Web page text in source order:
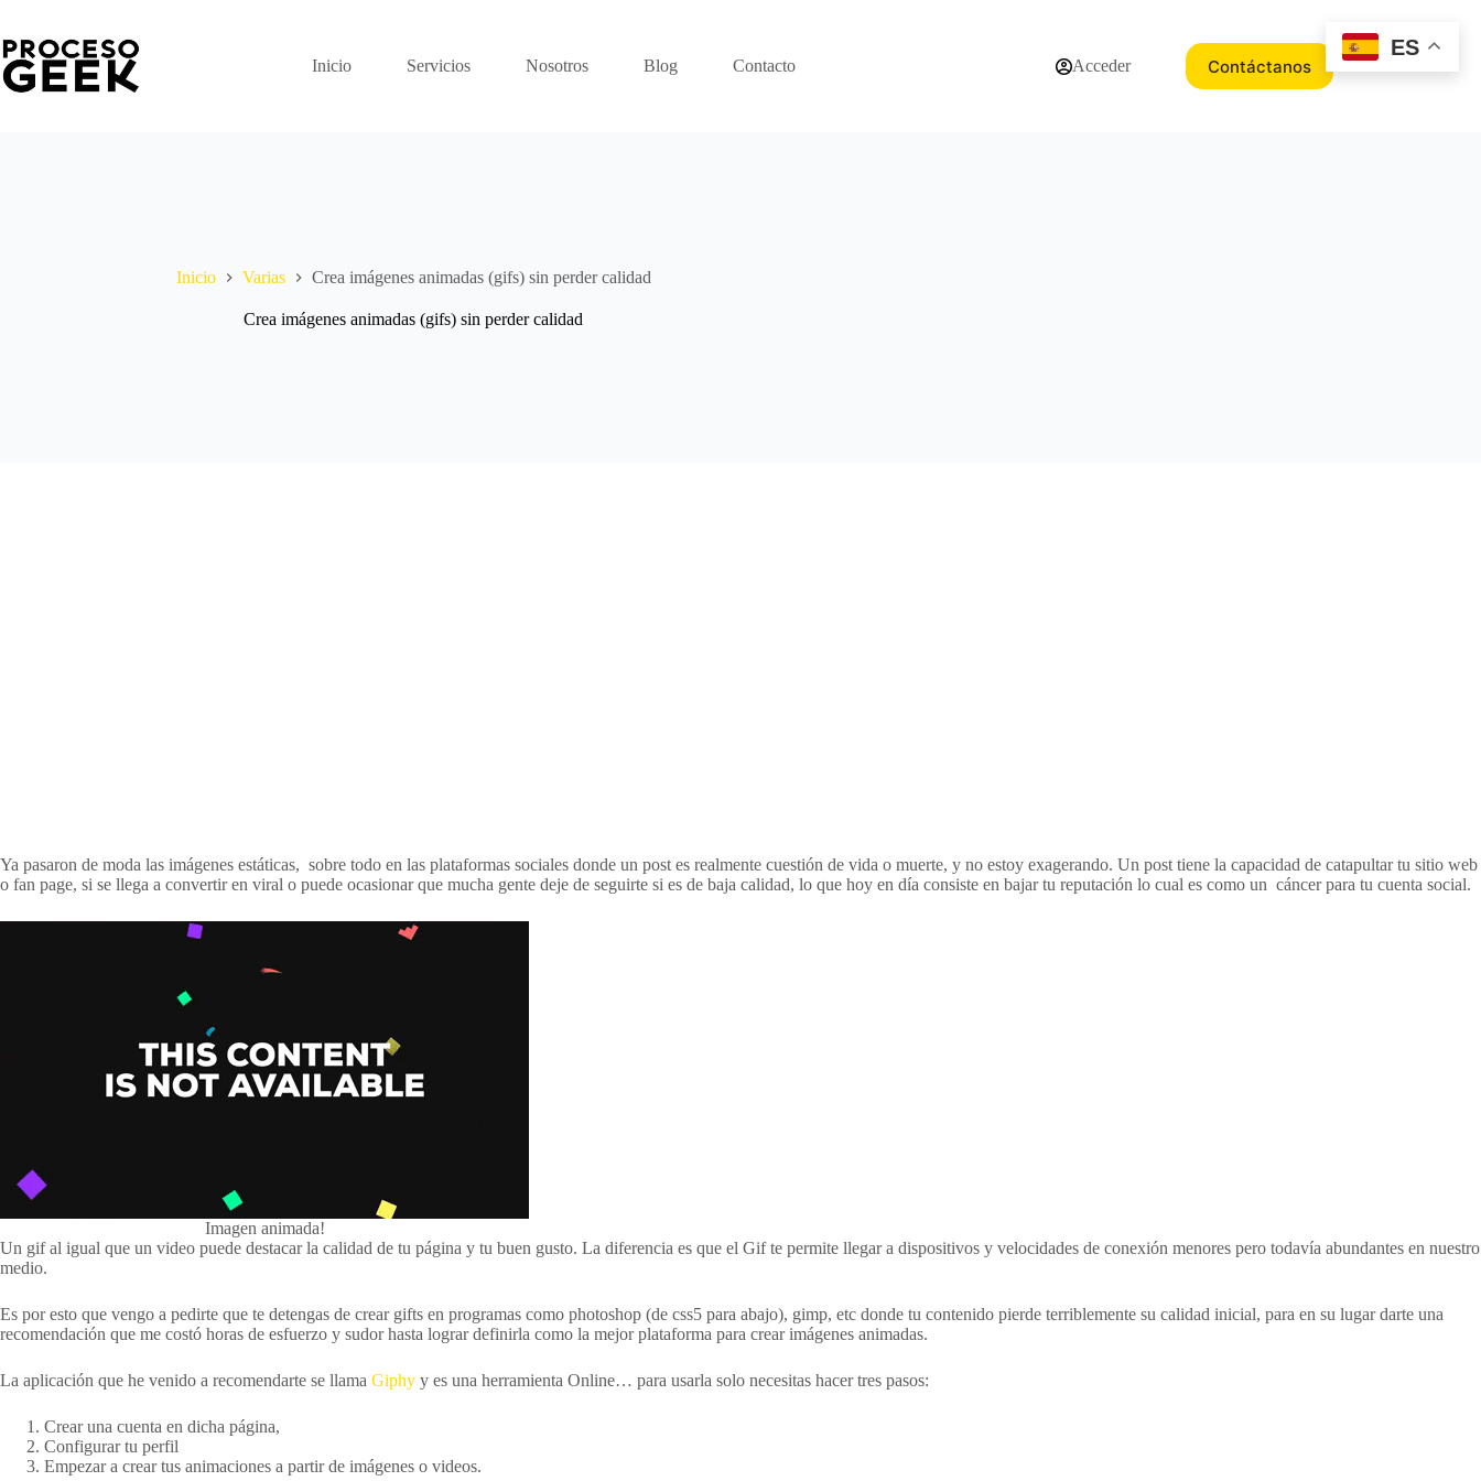
contenido
Inicio
Servicios Nosotros Blog Contacto Acceder Contáctanos
Inicio Varias Crea imágenes animadas (gifs) sin perder calidad
Crea imágenes animadas (gifs) sin perder calidad
Ya pasaron de moda las imágenes estáticas, sobre todo en las plataformas sociales donde un post es realmente cuestión de vida o muerte, y no estoy exagerando. Un post tiene la capacidad de catapultar tu sitio web
o fan page, si se llega a convertir en viral o puede ocasionar que mucha gente deje de seguirte si es de baja calidad, lo que hoy en día consiste en bajar tu reputación lo cual es como un cáncer para tu cuenta social.
Imagen animada!
Un gif al igual que un video puede destacar la calidad de tu página y tu buen gusto. La diferencia es que el Gif te permite llegar a dispositivos y velocidades de conexión menores pero todavía abundantes en nuestro
medio.
Es por esto que vengo a pedirte que te detengas de crear gifts en programas como photoshop (de css5 para abajo), gimp, etc donde tu contenido pierde terriblemente su calidad inicial, para en su lugar darte una
recomendación que me costó horas de esfuerzo y sudor hasta lograr definirla como la mejor plataforma para crear imágenes animadas.
La aplicación que he venido a recomendarte se llama Giphy y es una herramienta Online… para usarla solo necesitas hacer tres pasos:
Crear una cuenta en dicha página,
Configurar tu perfil
Empezar a crear tus animaciones a partir de imágenes o videos.
ES